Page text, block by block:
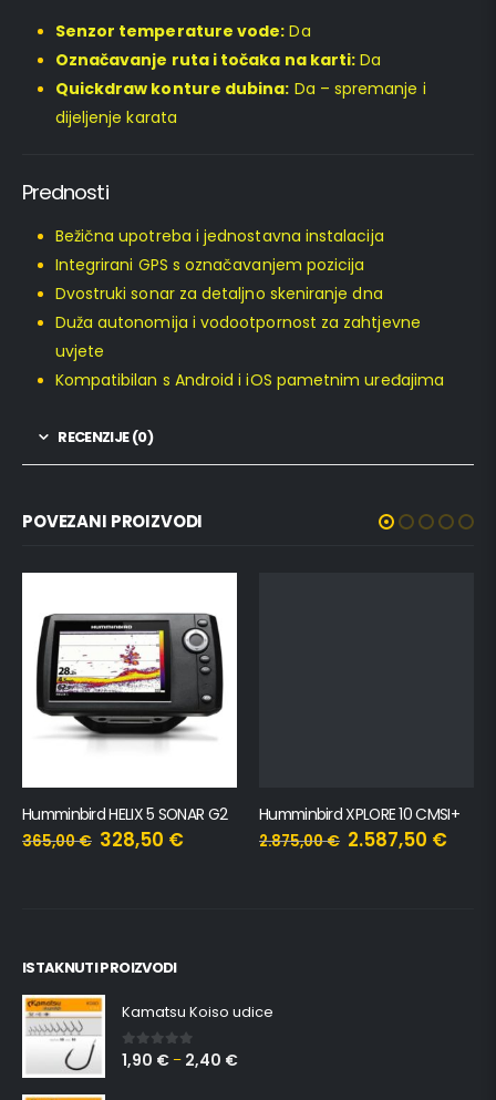
Senzor temperature vode: Da
Označavanje ruta i točaka na karti: Da
Quickdraw konture dubina: Da – spremanje i
dijeljenje karata
Prednosti
Bežična upotreba i jednostavna instalacija
Integrirani GPS s označavanjem pozicija
Dvostruki sonar za detaljno skeniranje dna
Duža autonomija i vodootpornost za zahtjevne
uvjete
Kompatibilan s Android i iOS pametnim uređajima
RECENZIJE (0)
POVEZANI PROIZVODI
Humminbird HELIX 5 SONAR G2
365,00€ 328,50 €
Humminbird XPLORE 10 CMSI+
2.875,00€ 2.587,50 €
ISTAKNUTI PROIZVODI
Kamatsu Koiso udice
0 out of 5
1,90 € – 2,40 €